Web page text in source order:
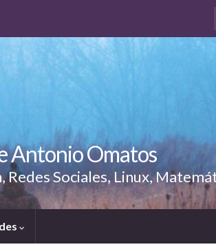
Antonio Omatos
Redes Sociales, Linux,